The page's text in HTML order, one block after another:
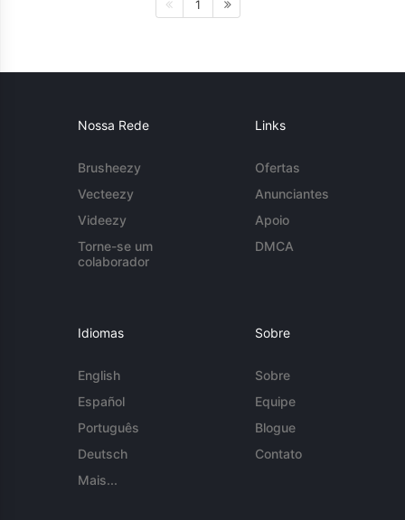
1
Nossa Rede
Brusheezy
Vecteezy
Videezy
Torne-se um
colaborador
Links
Ofertas
Anunciantes
Apoio
DMCA
Idiomas
English
Español
Português
Deutsch
Mais...
Sobre
Sobre
Equipe
Blogue
Contato